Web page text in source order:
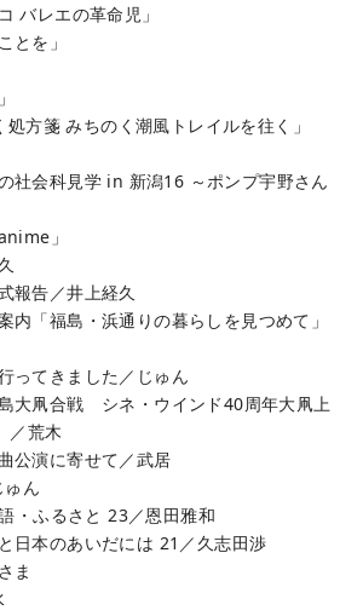
バレエの革命児」
とを」
方箋 みちのく潮風トレイルを往く」
社会科見学 in 新潟16 ～ポンプ宇野さん
」
報告／井上経久
内「福島・浜通りの暮らしを見つめて」
ってきました／じゅん
大凧合戦 シネ・ウインド40周年大凧上
／荒木
公演に寄せて／武居
ゅん
・ふるさと 23／恩田雅和
日本のあいだには 21／久志田渉
ま